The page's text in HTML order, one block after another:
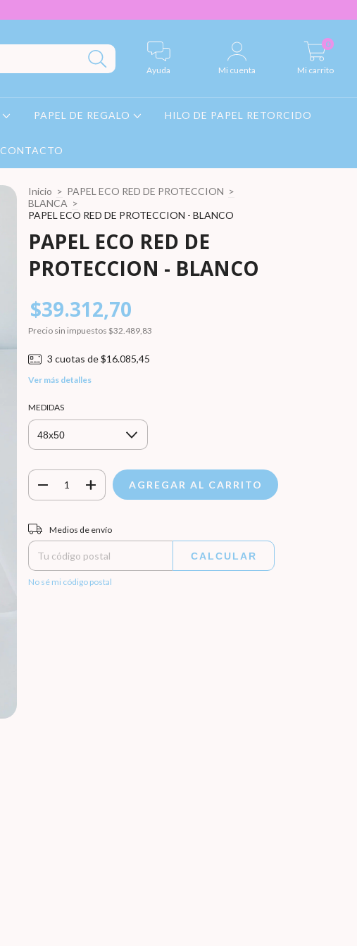
Ayuda Mi cuenta Mi carrito
0
PAPEL DE REGALO HILO DE PAPEL RETORCIDO
CONTACTO
Inicio > PAPEL ECO RED DE PROTECCION >
BLANCA >
PAPEL ECO RED DE PROTECCION - BLANCO
PAPEL ECO RED DE
PROTECCION - BLANCO
$39.312,70
Precio sin impuestos $32.489,83
3 cuotas de$16.085,45
Ver más detalles
MEDIDAS
Entregas para el CP:
Medios de envío
CALCULAR
No sé mi código postal